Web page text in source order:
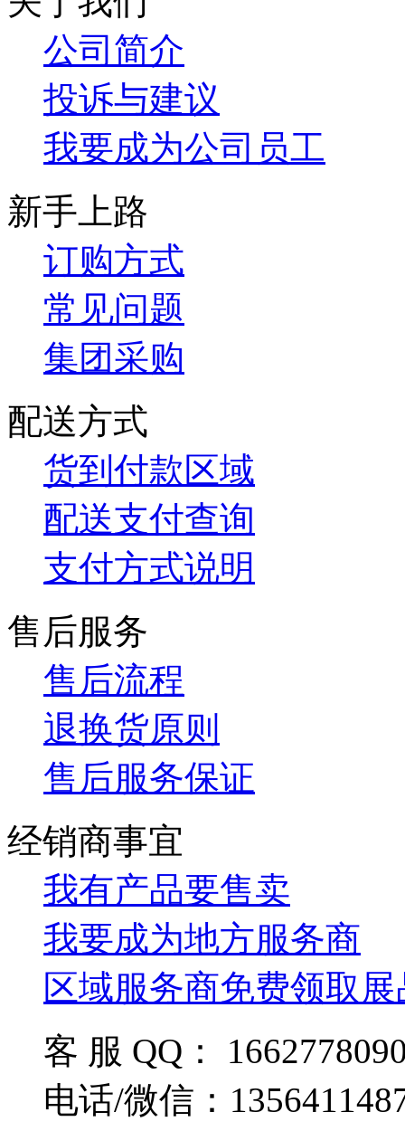
公司简介
投诉与建议
我要成为公司员工
新手上路
订购方式
常见问题
集团采购
配送方式
货到付款区域
配送支付查询
支付方式说明
售后服务
售后流程
退换货原则
售后服务保证
经销商事宜
我有产品要售卖
我要成为地方服务商
区域服务商免费领取展
客 服 QQ：
电话/微信：